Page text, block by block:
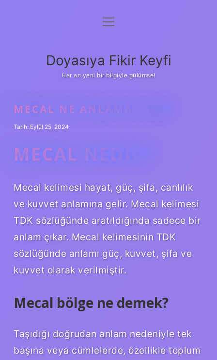
Anasayfa
Yasal Uyarı
menüyü
Doyasıya Fikir Keyfi
Her an yeni bir bilgiyle gülümse!
MECAL NE ANLAMA GELIR
Tarih: Eylül 25, 2024
MECAL NEDIR?
Mecal kelimesi hayat, güç, şifa, canlılık
ve kuvvet anlamına gelir. Mecal kelimesi
TDK sözlüğünde aratıldığında sadece bir
anlam çıkar. Mecal kelimesinin TDK
sözlüğünde anlamı güç, kuvvet, şifa ve
kuvvet olarak verilmiştir.
Mecal bölge ne demek?
Taşıdığı doğrudan anlam nedeniyle tek
başına veya cümlelerde, özellikle toplum